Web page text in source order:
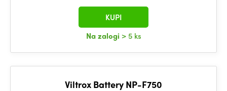
Na zalogi > 5 ks
KUPI
Viltrox Battery NP-F750